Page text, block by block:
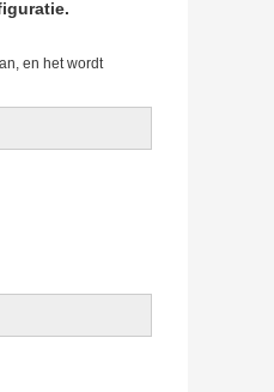
en het wordt